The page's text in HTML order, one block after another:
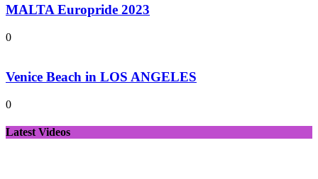
MALTA Europride 2023
0
Venice Beach in LOS ANGELES
0
Latest Videos